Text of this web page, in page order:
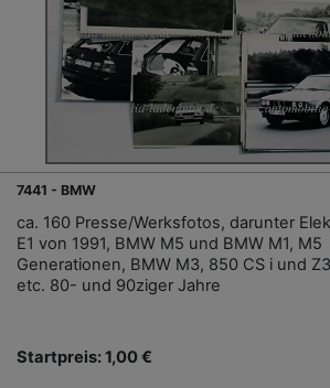
7441 - BMW
ca. 160 Presse/Werksfotos, darunter
E1 von 1991, BMW M5 und BMW M1, M5
Generationen, BMW M3, 850 CS i und
etc. 80- und 90ziger Jahre
Startpreis: 1,00 €